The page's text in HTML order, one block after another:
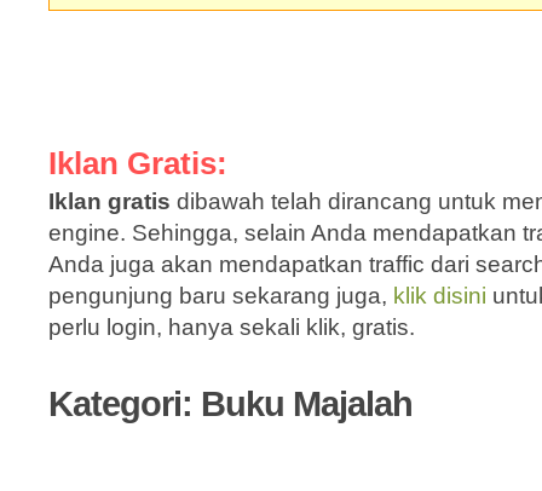
Iklan Gratis:
Iklan gratis dibawah telah dirancang untuk
engine. Sehingga, selain Anda mendapatkan
Anda juga akan mendapatkan traffic dari
pengunjung baru sekarang juga, klik disini
perlu login, hanya sekali klik, gratis.
Kategori: Buku Majalah